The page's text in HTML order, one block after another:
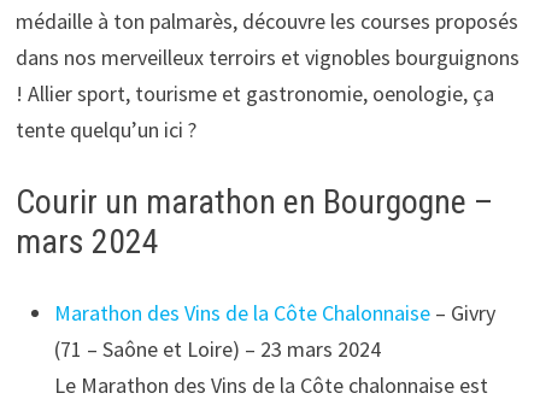
médaille à ton palmarès, découvre les courses proposés
dans nos merveilleux terroirs et vignobles bourguignons
! Allier sport, tourisme et gastronomie, oenologie, ça
tente quelqu’un ici ?
Courir un marathon en Bourgogne –
mars 2024
Marathon des Vins de la Côte Chalonnaise – Givry
(71 – Saône et Loire) – 23 mars 2024
Le Marathon des Vins de la Côte chalonnaise est